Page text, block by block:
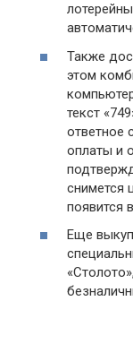
Также
этом
текст
ответное
оплаты и
снимется
появится
Еще